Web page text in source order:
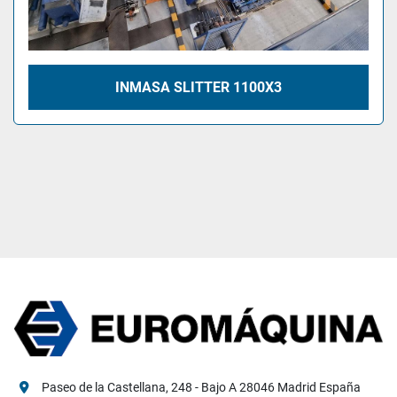
INMASA SLITTER 1100X3
Paseo de la Castellana, 248 - Bajo A 28046 Madrid España